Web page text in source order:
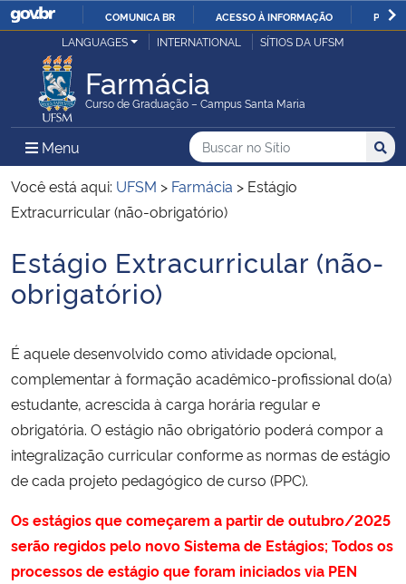
IR
O
COMUNICA BR ACESSO À INFORMAÇÃO
Ministério da Justiça e Segurança Pública
Ministério da Defesa
Ministério das Relações Exteriores
Ministério da Infraestrutura
Ministério da Educação
Ministério da Cidadania
Ministério da Saúde
Ministério de Minas e Energia
Ministério da Ciência, Tecnologia, Inovações e Comunicações
LANGUAGES INTERNATIONAL SÍTIOS DA UFSM
Farmácia
Curso de Graduação – Campus Santa Maria
Menu Menu Principal do Sítio
Busca
Buscar no no Sítio
Busca:
Você está aqui: UFSM > Farmácia > Estágio
Extracurricular (não-obrigatório)
Início do conteúdo
Estágio Extracurricular (não-
obrigatório)
É aquele desenvolvido como atividade opcional,
complementar à formação acadêmico-profissional do(a)
estudante, acrescida à carga horária regular e
obrigatória. O estágio não obrigatório poderá compor a
integralização curricular conforme as normas de estágio
de cada projeto pedagógico de curso (PPC).
Os estágios que começarem a partir de outubro/2025
serão regidos pelo novo Sistema de Estágios; Todos os
processos de estágio que foram iniciados via PEN